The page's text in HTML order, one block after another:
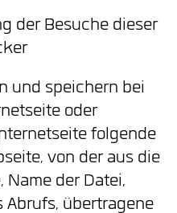
der Besuche dieser
und speichern bei
oder
folgende
von der aus die
der Datei,
übertragene